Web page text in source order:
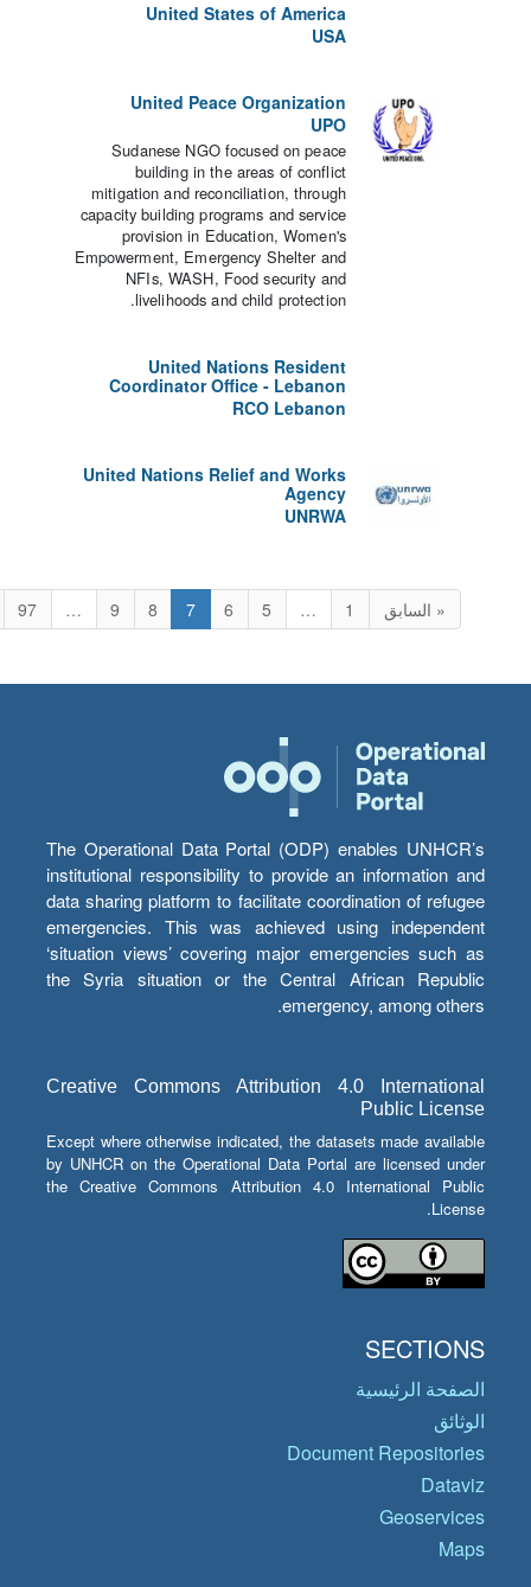
United States of America
USA
United Peace Organization
UPO
Sudanese NGO focused on peace
building in the areas of conflict
mitigation and reconciliation, through
capacity building programs and service
provision in Education, Women's
Empowerment, Emergency Shelter and
NFIs, WASH, Food security and
livelihoods and child protection.
United Nations Resident
Coordinator Office - Lebanon
RCO Lebanon
United Nations Relief and Works
Agency
UNRWA
« السابق 1
…
5
6
7
8
9
…
97
The Operational Data Portal (ODP) enables UNHCR’s
institutional responsibility to provide an information and
data sharing platform to facilitate coordination of refugee
emergencies. This was achieved using independent
‘situation views’ covering major emergencies such as
the Syria situation or the Central African Republic
emergency, among others.
Creative Commons Attribution 4.0 International
Public License
Except where otherwise indicated, the datasets made available
by UNHCR on the Operational Data Portal are licensed under
the Creative Commons Attribution 4.0 International Public
License.
SECTIONS
الصفحة الرئيسية
الوثائق
Document Repositories
Dataviz
Geoservices
Maps